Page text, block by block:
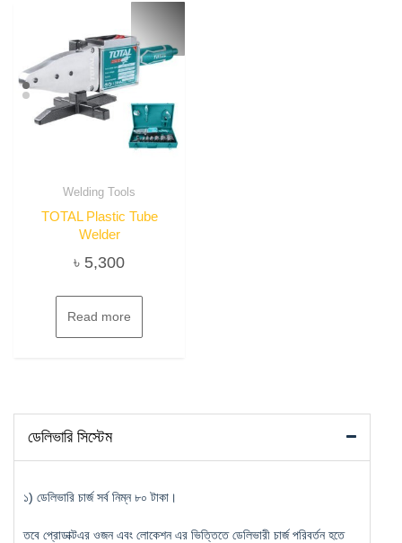
Welding Tools
TOTAL Plastic Tube
Welder
৳ 5,300
Read more
ডেলিভারি সিস্টেম
১) ডেলিভারি চার্জ সর্ব নিম্ন ৮০ টাকা।
তবে প্রোডাক্টএর ওজন এবং লোকেশন এর ভিত্তিতে ডেলিভারী চার্জ পরিবর্তন হতে